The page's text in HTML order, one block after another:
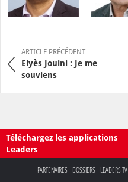
ARTICLE PRÉCÉDENT
Elyès Jouini : Je me
souviens
Téléchargez les applications
Leaders
PARTENAIRES DOSSIERS LEADERS TV